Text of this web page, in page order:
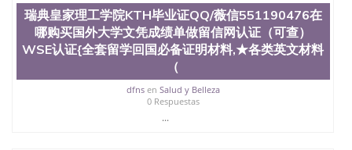
瑞典皇家理工学院KTH毕业证QQ/薇信551190476在
哪购买国外大学文凭成绩单做留信网认证（可查）
WSE认证{全套留学回国必备证明材料,★各类英文材料
（
dfnsen Salud y Belleza
0 Respuestas
...